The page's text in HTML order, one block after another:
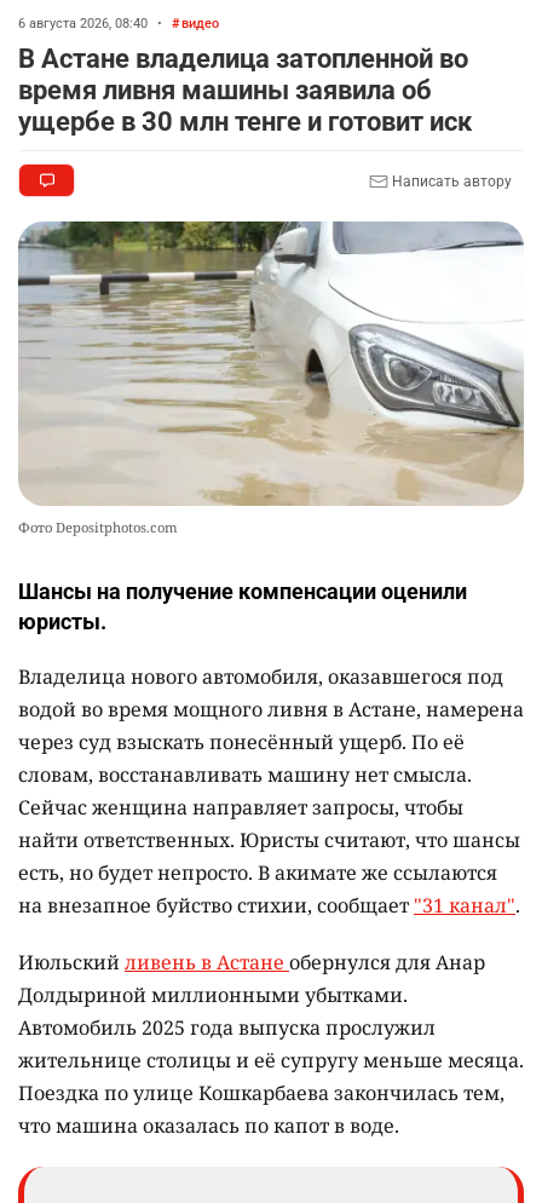
Казахстане продолжают расти цены на
9
10
🏠 Оправданному пастуху из Актобе подарили
квартиру
2387 7 72
6 августа 2026, 08:40 • видео
В Астане владелица затопленной во
время ливня машины заявила об
ущербе в 30 млн тенге и готовит иск
Написать автору
Фото Depositphotos.com
Шансы на получение компенсации оценили
юристы.
Владелица нового автомобиля, оказавшегося под
водой во время мощного ливня в Астане, намерена
через суд взыскать понесённый ущерб. По её
словам, восстанавливать машину нет смысла.
Сейчас женщина направляет запросы, чтобы
найти ответственных. Юристы считают, что шансы
есть, но будет непросто. В акимате же ссылаются
на внезапное буйство стихии, сообщает "31 канал".
Июльскийливень в Астане обернулся для Анар
Долдыриной миллионными убытками.
Автомобиль 2025 года выпуска прослужил
жительнице столицы и её супругу меньше месяца.
Поездка по улице Кошкарбаева закончилась тем,
что машина оказалась по капот в воде.